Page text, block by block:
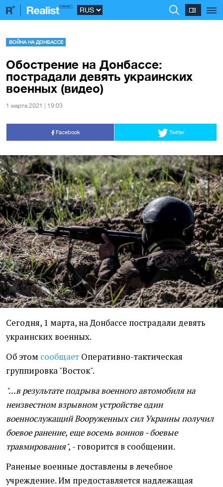
ВОЙНА НА ДОНБАССЕ
Обострение на Донбассе:
пострадали девять украинских
военных (видео)
1 марта 2021 | 19:03
Facebook Twitter
Сегодня, 1 марта, на Донбассе пострадали девять
украинских военных.
Об этом сообщает Оперативно-тактическая
группировка "Восток".
"...в результате подрыва военного автомобиля на
неизвестном взрывном устройстве один
военнослужащий Вооруженных сил Украины получил
боевое ранение, еще восемь воинов - боевые
травмирования", - говорится в сообщении.
Раненые военные доставлены в лечебное
учреждение. Им предоставляется надлежащая